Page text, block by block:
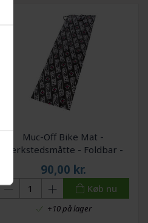
Muc-Off Bike Mat -
Værkstedsmåtte - Foldbar -
70 x 209 cm
90,00 kr.
Køb nu
+10 på lager